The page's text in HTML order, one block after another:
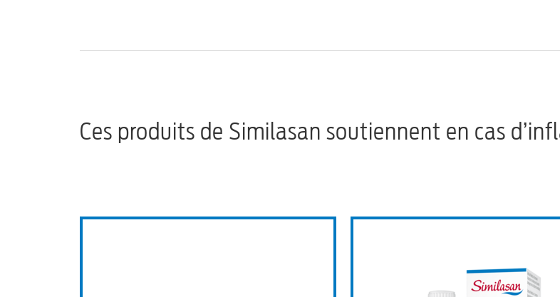
Ces produits de Similasan soutiennent en cas